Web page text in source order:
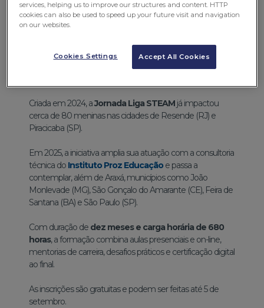
Criada em 2024, aJornada Liga STEAM já impactou
cerca de 80 meninas nas cidades de Resende (RJ) e
Piracicaba (SP).
Em 2025, a iniciativa amplia sua atuação com a consultoria
técnica do Instituto Proz Educação e passa a
contemplar, além de Araxá, municípios como João
Monlevade (MG), São Gonçalo do Amarante (CE), Feira de
Santana (BA) e São Paulo (SP).
Com duração de dez meses e carga horária de 680
horas, a formação combina aulas presenciais e on-line,
mentorias de carreira, desafios práticos e certificação digital
ao final.
As inscrições são gratuitas e podem ser feitas até 5 de
setembro.
services, helping us to improve our structures and content. HTTP
cookies can also be used to speed up your future visit and navigation
on our websites.
Accept All Cookies
Cookies Settings